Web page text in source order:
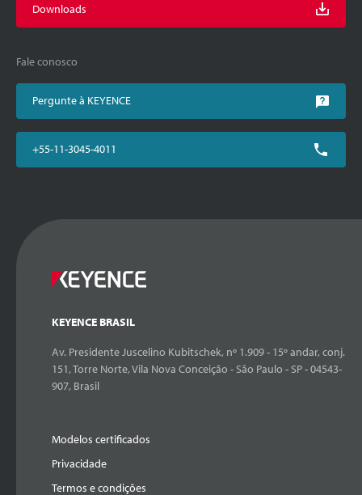
Downloads
Fale conosco
Pergunte à KEYENCE
+55-11-3045-4011
KEYENCE BRASIL
Av. Presidente Juscelino Kubitschek, nº 1.909 - 15º andar, conj.
151, Torre Norte, Vila Nova Conceição - São Paulo - SP - 04543-
907, Brasil
Modelos certificados
Privacidade
Termos e condições